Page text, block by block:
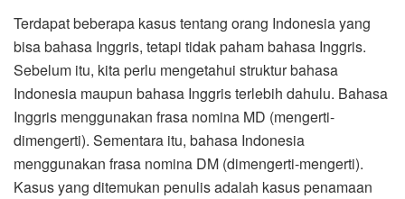
Terdapat beberapa kasus tentang orang Indonesia yang
bisa bahasa Inggris, tetapi tidak paham bahasa Inggris.
Sebelum itu, kita perlu mengetahui struktur bahasa
Indonesia maupun bahasa Inggris terlebih dahulu. Bahasa
Inggris menggunakan frasa nomina MD (mengerti-
dimengerti). Sementara itu, bahasa Indonesia
menggunakan frasa nomina DM (dimengerti-mengerti).
Kasus yang ditemukan penulis adalah kasus penamaan